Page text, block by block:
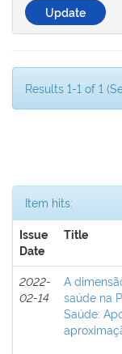
Results 1-1 of 1
Item hits:
Issue
Date
Title
2022-
02-14
A
saúde na
Saúde: